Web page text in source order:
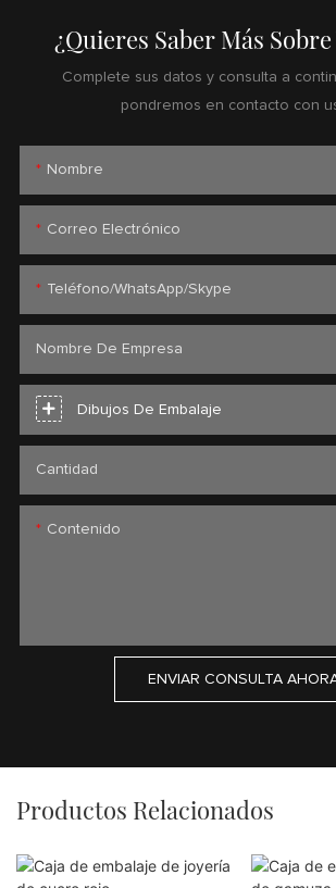
¿Quieres Saber Más
Complete sus datos y consulta a
pondremos en contacto con
Nombre
Correo Electrónico
Teléfono/WhatsApp/Skype
Nombre De Empresa
Dibujos De Embalaje
Cantidad
Contenido
ENVIAR CONSULTA
Productos Relacionados